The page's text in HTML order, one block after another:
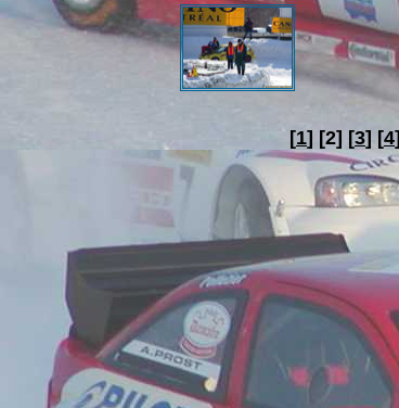
[1] [2] [3] [4]